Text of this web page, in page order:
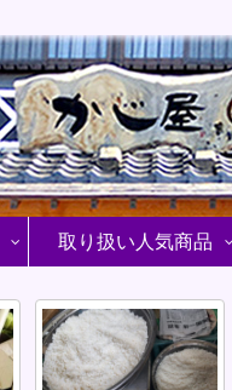
取り扱い人気商品